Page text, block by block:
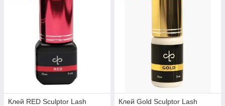
Клей RED Sculptor Lash
Клей Gold Sculptor Lash